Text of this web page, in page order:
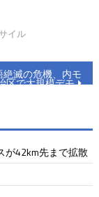
イル
絶滅の危機、内モ
区で大規模デモ
が42km先まで拡散